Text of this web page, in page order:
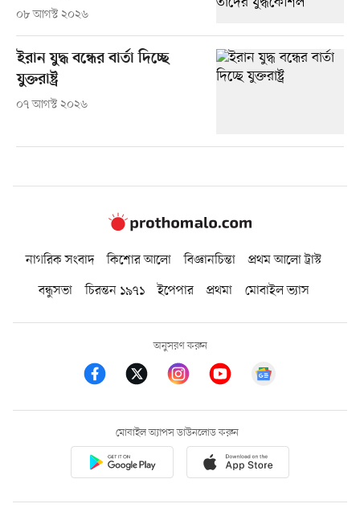
০৮ আগস্ট ২০২৬
ইরান যুদ্ধ বন্ধের বার্তা দিচ্ছে
যুক্তরাষ্ট্র
০৭ আগস্ট ২০২৬
নাগরিক সংবাদ কিশোর আলো বিজ্ঞানচিন্তা
প্রথম আলো ট্রাস্ট
বন্ধুসভা
চিরন্তন ১৯৭১ ইপেপার প্রথমা মোবাইল ভ্যাস
অনুসরণ করুন
মোবাইল অ্যাপস ডাউনলোড করুন